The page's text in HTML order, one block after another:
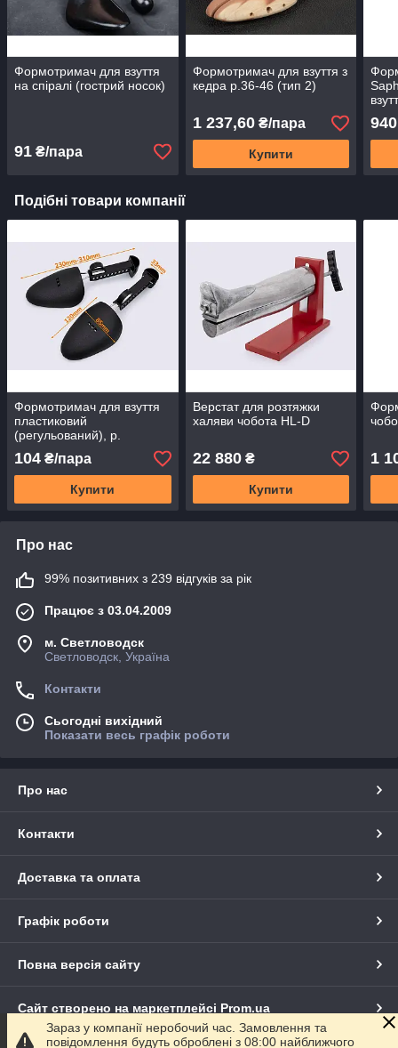
Формотримач для взуття
на спіралі (гострий носок)
91 ₴/пара
Формотримач для взуття з
кедра р.36-46 (тип 2)
1 237,60₴/пара
Купити
(S)
Подібні товари компанії
Формотримач для взуття
пластиковий
(регульований), р.
104 ₴/пара
Купити
Верстат для розтяжки
халяви чобота HL-D
22 880₴
Купити
1
Про нас
99% позитивних з 239 відгуків за рік
Працює з 03.04.2009
м. Светловодск
Светловодск, Україна
Контакти
Сьогодні вихідний
Показати весь графік роботи
Про нас
Контакти
Доставка та оплата
Графік роботи
Повна версія сайту
Сайт створено на маркетплейсі Prom.ua
Зараз у компанії неробочий час. Замовлення та
повідомлення будуть оброблені з 08:00 найближчого